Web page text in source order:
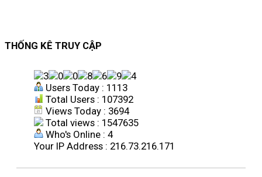
THỐNG KÊ TRUY CẬP
Users Today : 1113
Total Users : 107392
Views Today : 3694
Total views : 1547635
Who's Online : 4
Your IP Address : 216.73.216.171